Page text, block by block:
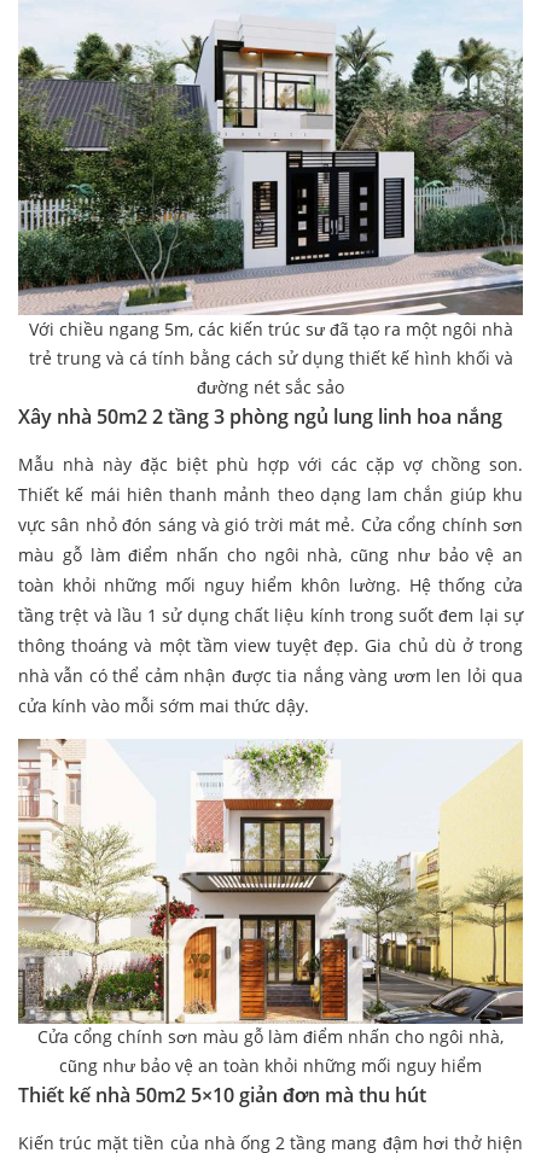
Với chiều ngang 5m, các kiến trúc sư đã tạo ra một ngôi nhà
trẻ trung và cá tính bằng cách sử dụng thiết kế hình khối và
đường nét sắc sảo
Xây nhà 50m2 2 tầng 3 phòng ngủ lung linh hoa nắng
Mẫu nhà này đặc biệt phù hợp với các cặp vợ chồng son.
Thiết kế mái hiên thanh mảnh theo dạng lam chắn giúp khu
vực sân nhỏ đón sáng và gió trời mát mẻ. Cửa cổng chính sơn
màu gỗ làm điểm nhấn cho ngôi nhà, cũng như bảo vệ an
toàn khỏi những mối nguy hiểm khôn lường. Hệ thống cửa
tầng trệt và lầu 1 sử dụng chất liệu kính trong suốt đem lại sự
thông thoáng và một tầm view tuyệt đẹp. Gia chủ dù ở trong
nhà vẫn có thể cảm nhận được tia nắng vàng ươm len lỏi qua
cửa kính vào mỗi sớm mai thức dậy.
Cửa cổng chính sơn màu gỗ làm điểm nhấn cho ngôi nhà,
cũng như bảo vệ an toàn khỏi những mối nguy hiểm
Thiết kế nhà 50m2 5×10 giản đơn mà thu hút
Kiến trúc mặt tiền của nhà ống 2 tầng mang đậm hơi thở hiện